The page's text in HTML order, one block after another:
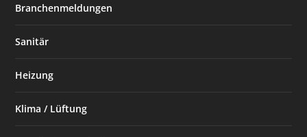
Branchenmeldungen
Sanitär
Heizung
Klima / Lüftung